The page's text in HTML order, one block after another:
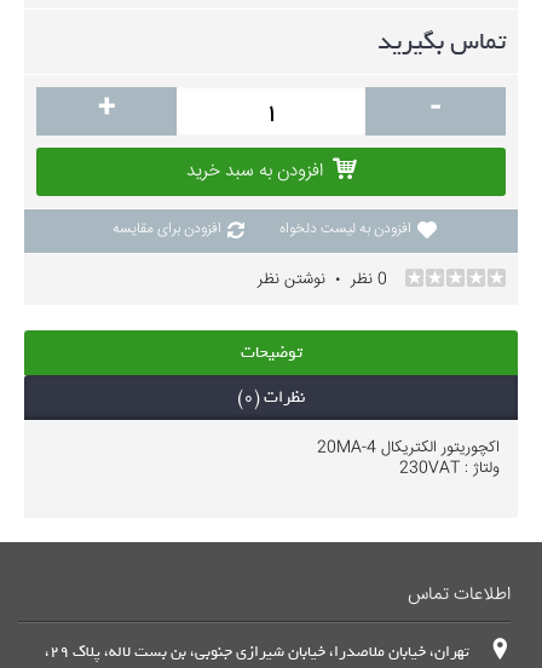
تماس بگیرید
-
+
افزودن به سبد خرید
افزودن به لیست دلخواه افزودن برای مقایسه
0 نظر • نوشتن نظر
توضیحات
نظرات (0)
اکچوریتور الکتریکال 4-20MA
ولتاژ : 230VAT
اطلاعات تماس
تهران، خیابان ملاصدرا، خیابان شیرازی جنوبی، بن بست لاله، پلاک 29،